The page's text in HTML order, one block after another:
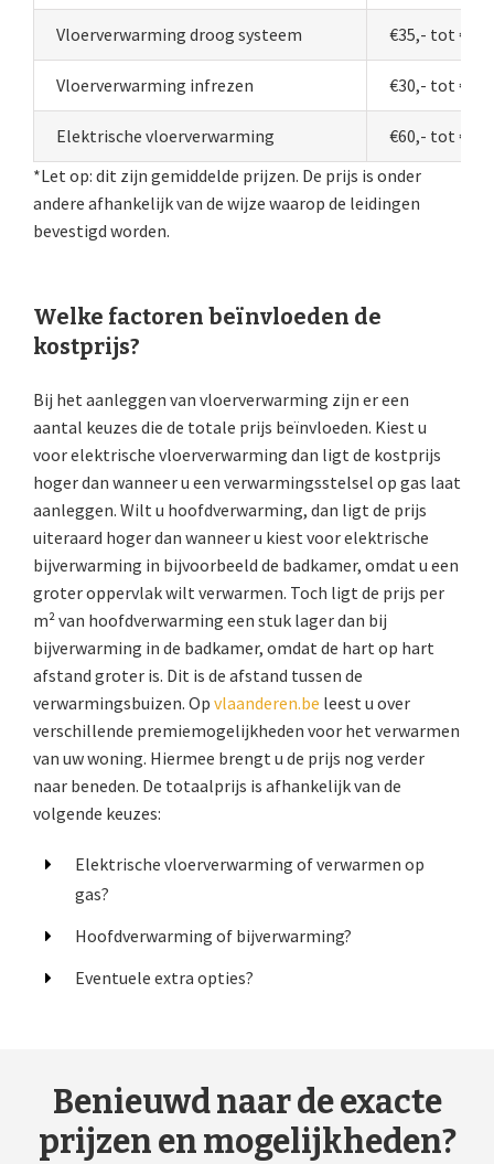
Vloerverwarming droog systeem €35,- tot
Vloerverwarming infrezen €30,- tot
Elektrische vloerverwarming
€60,- tot
*Let op: dit zijn gemiddelde prijzen. De prijs is onder
andere afhankelijk van de wijze waarop de leidingen
bevestigd worden.
Welke factoren beïnvloeden de
kostprijs?
Bij het aanleggen van vloerverwarming zijn er een
aantal keuzes die de totale prijs beïnvloeden. Kiest u
voor elektrische vloerverwarming dan ligt de kostprijs
hoger dan wanneer u een verwarmingsstelsel op gas laat
aanleggen. Wilt u hoofdverwarming, dan ligt de prijs
uiteraard hoger dan wanneer u kiest voor elektrische
bijverwarming in bijvoorbeeld de badkamer, omdat u een
groter oppervlak wilt verwarmen. Toch ligt de prijs per
m² van hoofdverwarming een stuk lager dan bij
bijverwarming in de badkamer, omdat de hart op hart
afstand groter is. Dit is de afstand tussen de
verwarmingsbuizen. Op vlaanderen.be leest u over
verschillende premiemogelijkheden voor het verwarmen
van uw woning. Hiermee brengt u de prijs nog verder
naar beneden. De totaalprijs is afhankelijk van de
volgende keuzes:
Elektrische vloerverwarming of verwarmen op
gas?
Hoofdverwarming of bijverwarming?
Eventuele extra opties?
Benieuwd naar de exacte
prijzen en mogelijkheden?